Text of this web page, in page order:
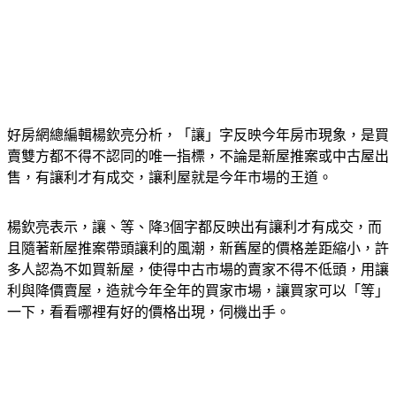
好房網總編輯楊欽亮分析，「讓」字反映今年房市現象，是買
賣雙方都不得不認同的唯一指標，不論是新屋推案或中古屋出
售，有讓利才有成交，讓利屋就是今年市場的王道。
楊欽亮表示，讓、等、降3個字都反映出有讓利才有成交，而
且隨著新屋推案帶頭讓利的風潮，新舊屋的價格差距縮小，許
多人認為不如買新屋，使得中古市場的賣家不得不低頭，用讓
利與降價賣屋，造就今年全年的買家市場，讓買家可以「等」
一下，看看哪裡有好的價格出現，伺機出手。